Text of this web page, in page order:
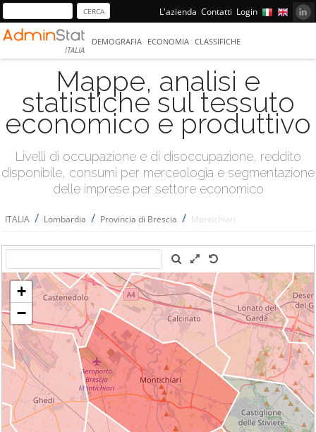
L'azienda Contatti Login
ITALIA
DEMOGRAFIA ECONOMIA CLASSIFICHE
Mappe, analisi e
statistiche sul tessuto
economico e produttivo
Livelli di occupazione e di disoccupazione, reddito
disponibile, consumi per merceologia e segmentazione
delle imprese per settore economico
ITALIA / Lombardia / Provincia di Brescia / Montichiari